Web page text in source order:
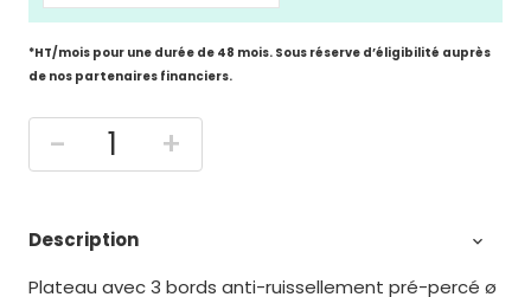
*HT/mois pour une durée de 48 mois. Sous réserve d’éligibilité auprès
de nos partenaires financiers.
- +
Description 
Plateau avec 3 bords anti-ruissellement pré-percé ø